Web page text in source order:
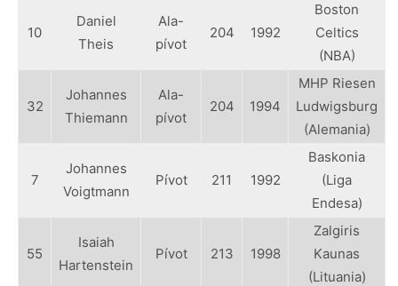
10
Daniel
Theis
Ala-
pívot
204 1992
Boston
Celtics
(NBA)
32
Johannes
Thiemann
Ala-
pívot
204 1994
MHP Riesen
Ludwigsburg
(Alemania)
7
Johannes
Voigtmann
Pívot 211 1992
Baskonia
(Liga
Endesa)
55
Isaiah
Hartenstein
Pívot 213 1998
Zalgiris
Kaunas
(Lituania)